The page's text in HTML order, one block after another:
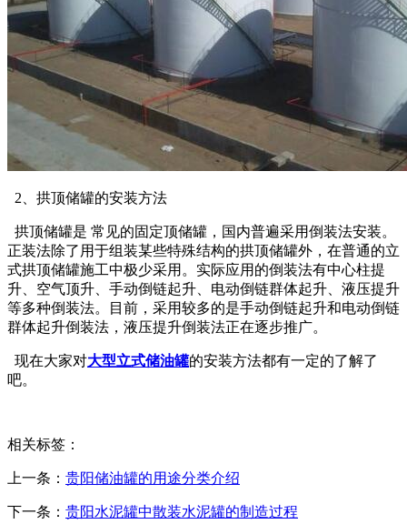
2、拱顶储罐的安装方法
拱顶储罐是 常见的固定顶储罐，国内普遍采用倒装法安装。
正装法除了用于组装某些特殊结构的拱顶储罐外，在普通的立
式拱顶储罐施工中极少采用。实际应用的倒装法有中心柱提
升、空气顶升、手动倒链起升、电动倒链群体起升、液压提升
等多种倒装法。目前，采用较多的是手动倒链起升和电动倒链
群体起升倒装法，液压提升倒装法正在逐步推广。
现在大家对大型立式储油罐的安装方法都有一定的了解了
吧。
相关标签：
上一条： 贵阳储油罐的用途分类介绍
下一条： 贵阳水泥罐中散装水泥罐的制造过程